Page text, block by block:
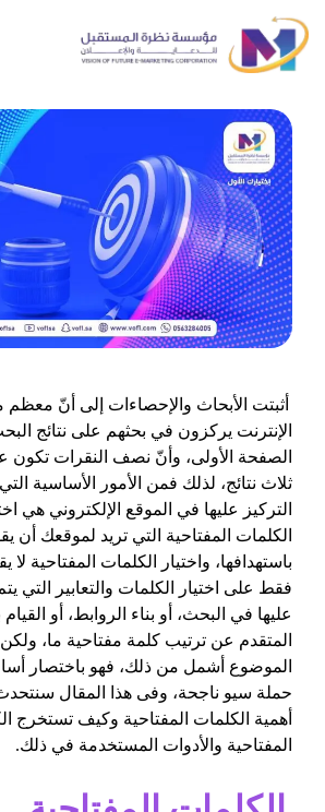
أثبتت الأبحاث والإحصاءات إلى أنّ
الإنترنت يركزون في بحثهم على نتائج
الصفحة الأولى، وأنّ نصف النقرات تكون
ثلاث نتائج، لذلك فمن الأمور الأساسية
التركيز عليها في الموقع الإلكتروني هي
الكلمات المفتاحية التي تريد لموقعك أن
باستهدافها، واختيار الكلمات المفتاحية لا
فقط على اختيار الكلمات والتعابير التي
عليها في البحث، أو بناء الروابط، أو
المتقدم عن ترتيب كلمة مفتاحية ما، ولكن
الموضوع أشمل من ذلك، فهو باختصار
حملة سيو ناجحة، وفى هذا المقال
أهمية الكلمات المفتاحية وكيف تستخرج
المفتاحية والأدوات المستخدمة في ذلك.